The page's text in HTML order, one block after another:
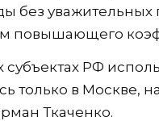
без уважительных
повышающего
субъектах РФ
только в Москве,
Ткаченко.